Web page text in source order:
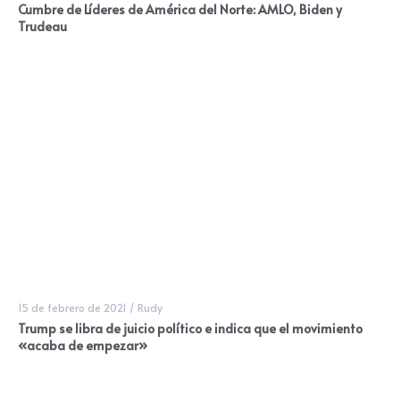
Cumbre de Líderes de América del Norte: AMLO, Biden y
Trudeau
15 de febrero de 2021 / Rudy
Trump se libra de juicio político e indica que el movimiento
«acaba de empezar»